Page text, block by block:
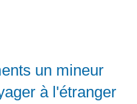
un mineur
à l'étranger